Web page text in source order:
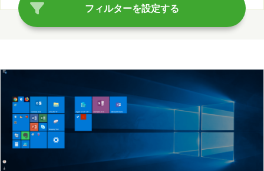
Azure Synapse Analytics
C#
ChatGPT
Claude Code
Configuration Manager
Copilot
Dynamics 365
フィルターを設定する